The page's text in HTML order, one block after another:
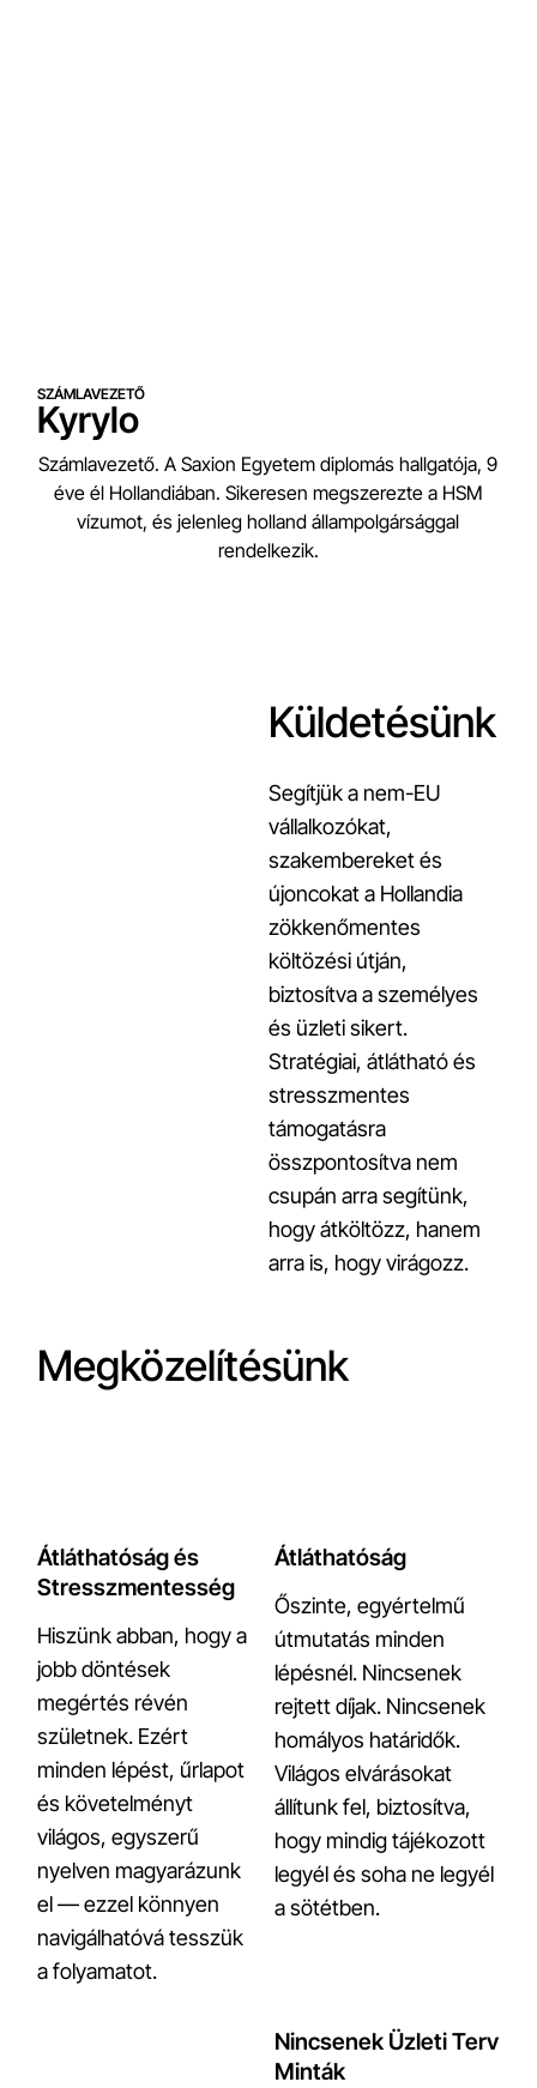
SZÁMLAVEZETŐ
Kyrylo
Számlavezető. A Saxion Egyetem diplomás hallgatója, 9
éve él Hollandiában. Sikeresen megszerezte a HSM
vízumot, és jelenleg holland állampolgársággal
rendelkezik.
Küldetésünk
Segítjük a nem-EU
vállalkozókat,
szakembereket és
újoncokat a Hollandia
zökkenőmentes
költözési útján,
biztosítva a személyes
és üzleti sikert.
Stratégiai, átlátható és
stresszmentes
támogatásra
összpontosítva nem
csupán arra segítünk,
hogy átköltözz, hanem
arra is, hogy virágozz.
Megközelítésünk
Átláthatóság és
Stresszmentesség
Hiszünk abban, hogy a
jobb döntések
megértés révén
születnek. Ezért
minden lépést, űrlapot
és követelményt
világos, egyszerű
nyelven magyarázunk
el — ezzel könnyen
navigálhatóvá tesszük
a folyamatot.
Átláthatóság
Őszinte, egyértelmű
útmutatás minden
lépésnél. Nincsenek
rejtett díjak. Nincsenek
homályos határidők.
Világos elvárásokat
állítunk fel, biztosítva,
hogy mindig tájékozott
legyél és soha ne legyél
a sötétben.
Nincsenek Üzleti Terv
Minták